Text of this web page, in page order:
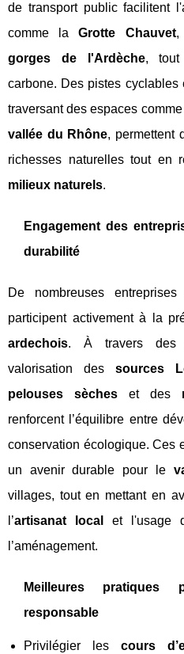
de transport public facilitent
comme laGrotte Chauvet,
gorges de l'Ardèche, tout
carbone. Des pistes cyclables
traversant des espaces
vallée du Rhône, permettent
richesses naturelles tout en
milieux naturels.
Engagement des
durabilité
De nombreuses
participent activement à la
ardechois. À travers des
valorisation des sources
pelouses sècheset des
renforcent l’équilibre entre
conservation écologique. Ces
un avenir durable pour le
villages, tout en mettant en
l’artisanat local et l'usage
l’aménagement.
Meilleures
responsable
Privilégier lescours